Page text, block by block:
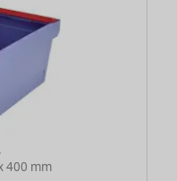
0023
400 mm